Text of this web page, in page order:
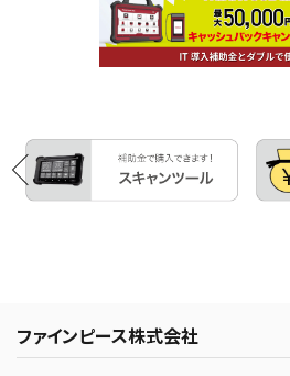
ファインピース株式会社